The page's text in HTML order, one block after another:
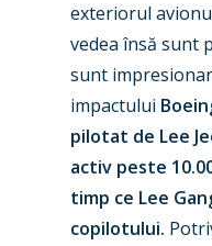
exteriorul
vedea însă sunt
sunt
impactului
pilotat de Lee
activ peste
timp ce Lee
copilotului.